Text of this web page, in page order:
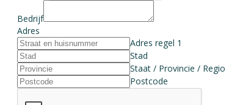
Bedrijf
Adres
Adres regel 1
Stad
Staat / Provincie / Regio
Postcode